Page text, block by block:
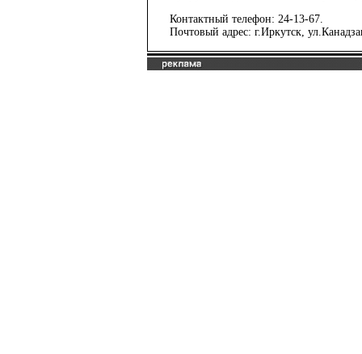
Контактный телефон: 24-13-67.
Почтовый адрес: г.Иркутск,